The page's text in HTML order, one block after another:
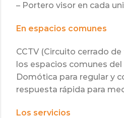
– Portero visor en cada
En espacios comunes
CCTV (Circuito cerrado
los espacios comunes
Domótica para regular y
respuesta rápida para
Los servicios